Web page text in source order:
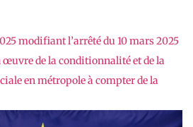
modifiant l’arrêté du 10 mars 2025
de la conditionnalité et de la
en métropole à compter de la